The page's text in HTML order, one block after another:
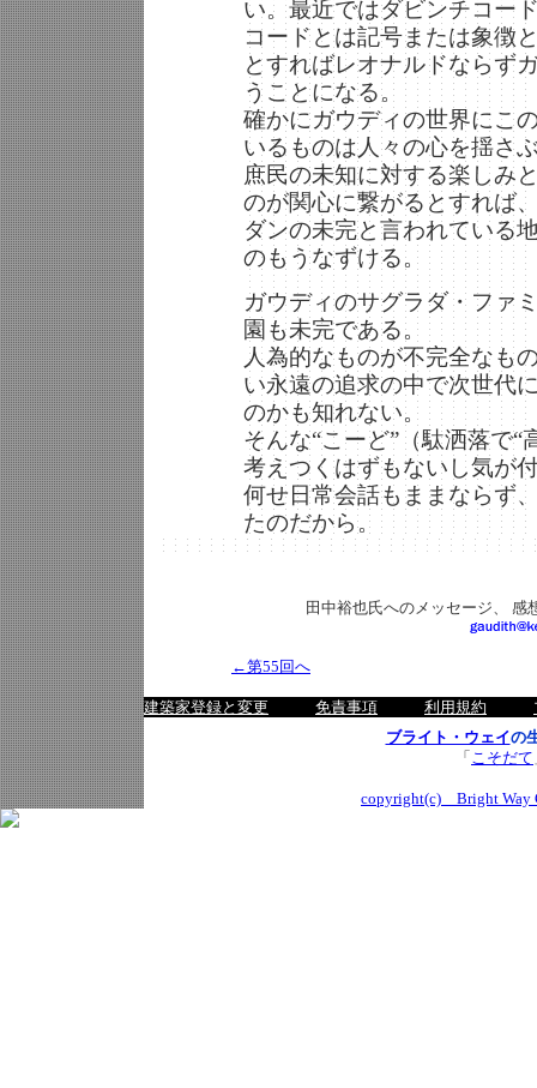
い。最近ではダビンチコー
コードとは記号または象徴
とすればレオナルドならず
うことになる。
確かにガウディの世界にこ
いるものは人々の心を揺さ
庶民の未知に対する楽しみ
のが関心に繋がるとすれば
ダンの未完と言われている
のもうなずける。
ガウディのサグラダ・ファ
園も未完である。
人為的なものが不完全なも
い永遠の追求の中で次世代
のかも知れない。
そんな“こーど”（駄洒落で
考えつくはずもないし気が
何せ日常会話もままならず
たのだから。
田中裕也氏へのメッセージ、 感
←第55回へ
建築家登録と変更 免責事項 利用規約
ブライト・ウェイの
「 こそだて
copyright(c) Bright Way